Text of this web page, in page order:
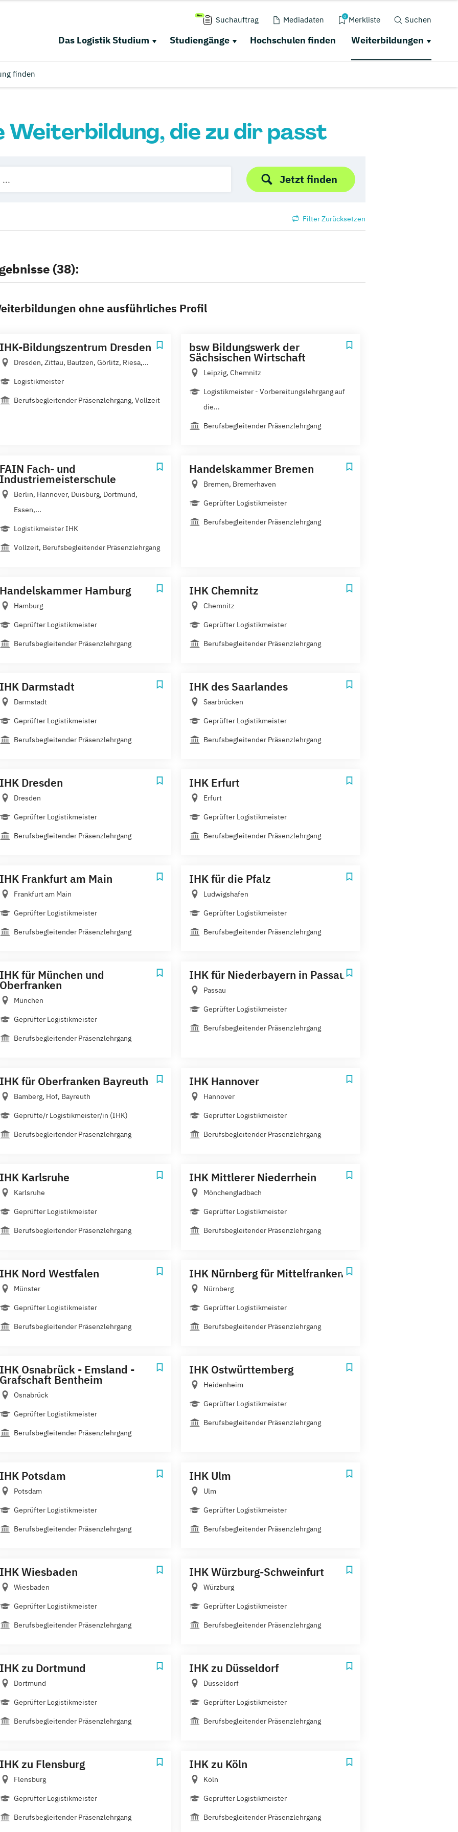
Suchauftrag Mediadaten 0 Merkliste Suchen
Das Logistik Studium Studiengänge Hochschulen finden Weiterbildungen
finden
Weiterbildung, die zu dir passt
Jetzt finden
Filter Zurücksetzen
(38):
ohne ausführliches Profil
IHK-Bildungszentrum Dresden
Dresden, Zittau, Bautzen, Görlitz, Riesa,...
Logistikmeister
Berufsbegleitender Präsenzlehrgang, Vollzeit
bsw Bildungswerk der
Sächsischen Wirtschaft
Leipzig, Chemnitz
Logistikmeister - Vorbereitungslehrgang auf
die...
Berufsbegleitender Präsenzlehrgang
FAIN Fach- und
Industriemeisterschule
Berlin, Hannover, Duisburg, Dortmund,
Essen,...
Logistikmeister IHK
Vollzeit, Berufsbegleitender Präsenzlehrgang
Handelskammer Bremen
Bremen, Bremerhaven
Geprüfter Logistikmeister
Berufsbegleitender Präsenzlehrgang
Handelskammer Hamburg
Hamburg
Geprüfter Logistikmeister
Berufsbegleitender Präsenzlehrgang
IHK Chemnitz
Chemnitz
Geprüfter Logistikmeister
Berufsbegleitender Präsenzlehrgang
IHK Darmstadt
Darmstadt
Geprüfter Logistikmeister
Berufsbegleitender Präsenzlehrgang
IHK des Saarlandes
Saarbrücken
Geprüfter Logistikmeister
Berufsbegleitender Präsenzlehrgang
IHK Dresden
Dresden
Geprüfter Logistikmeister
Berufsbegleitender Präsenzlehrgang
IHK Erfurt
Erfurt
Geprüfter Logistikmeister
Berufsbegleitender Präsenzlehrgang
IHK Frankfurt am Main
Frankfurt am Main
Geprüfter Logistikmeister
Berufsbegleitender Präsenzlehrgang
IHK für die Pfalz
Ludwigshafen
Geprüfter Logistikmeister
Berufsbegleitender Präsenzlehrgang
IHK für München und
Oberfranken
München
Geprüfter Logistikmeister
Berufsbegleitender Präsenzlehrgang
IHK für Niederbayern in Passau
Passau
Geprüfter Logistikmeister
Berufsbegleitender Präsenzlehrgang
IHK für Oberfranken Bayreuth
Bamberg, Hof, Bayreuth
Geprüfte/r Logistikmeister/in (IHK)
Berufsbegleitender Präsenzlehrgang
IHK Hannover
Hannover
Geprüfter Logistikmeister
Berufsbegleitender Präsenzlehrgang
IHK Karlsruhe
Karlsruhe
Geprüfter Logistikmeister
Berufsbegleitender Präsenzlehrgang
IHK Mittlerer Niederrhein
Mönchengladbach
Geprüfter Logistikmeister
Berufsbegleitender Präsenzlehrgang
IHK Nord Westfalen
Münster
Geprüfter Logistikmeister
Berufsbegleitender Präsenzlehrgang
IHK Nürnberg für Mittelfranken
Nürnberg
Geprüfter Logistikmeister
Berufsbegleitender Präsenzlehrgang
IHK Osnabrück - Emsland -
Grafschaft Bentheim
Osnabrück
Geprüfter Logistikmeister
Berufsbegleitender Präsenzlehrgang
IHK Ostwürttemberg
Heidenheim
Geprüfter Logistikmeister
Berufsbegleitender Präsenzlehrgang
IHK Potsdam
Potsdam
Geprüfter Logistikmeister
Berufsbegleitender Präsenzlehrgang
IHK Ulm
Ulm
Geprüfter Logistikmeister
Berufsbegleitender Präsenzlehrgang
IHK Wiesbaden
Wiesbaden
Geprüfter Logistikmeister
Berufsbegleitender Präsenzlehrgang
IHK Würzburg-Schweinfurt
Würzburg
Geprüfter Logistikmeister
Berufsbegleitender Präsenzlehrgang
IHK zu Dortmund
Dortmund
Geprüfter Logistikmeister
Berufsbegleitender Präsenzlehrgang
IHK zu Düsseldorf
Düsseldorf
Geprüfter Logistikmeister
Berufsbegleitender Präsenzlehrgang
IHK zu Flensburg
Flensburg
Geprüfter Logistikmeister
Berufsbegleitender Präsenzlehrgang
IHK zu Köln
Köln
Geprüfter Logistikmeister
Berufsbegleitender Präsenzlehrgang